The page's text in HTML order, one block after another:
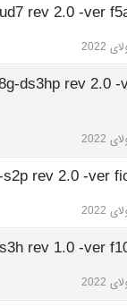
rev 2.0 -ver
ds3hp rev 2.0 -
rev 2.0 -ver
rev 1.0 -ver